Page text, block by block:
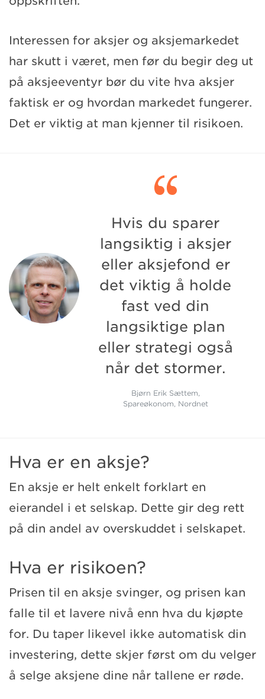
Interessen for aksjer og aksjemarkedet
har skutt i været, men før du begir deg ut
på aksjeeventyr bør du vite hva aksjer
faktisk er og hvordan markedet fungerer.
Det er viktig at man kjenner til risikoen.

Hvis du sparer
langsiktig i aksjer
eller aksjefond er
det viktig å holde
fast ved din
langsiktige plan
eller strategi også
når det stormer.
Bjørn Erik Sættem,
Spareøkonom, Nordnet
Hva er en aksje?
En aksje er helt enkelt forklart en
eierandel i et selskap. Dette gir deg rett
på din andel av overskuddet i selskapet.
Hva er risikoen?
Prisen til en aksje svinger, og prisen kan
falle til et lavere nivå enn hva du kjøpte
for. Du taper likevel ikke automatisk din
investering, dette skjer først om du velger
å selge aksjene dine når tallene er røde.